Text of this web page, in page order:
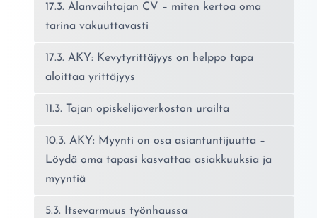
17.3. Alanvaihtajan CV – miten kertoa oma
tarina vakuuttavasti
17.3. AKY: Kevytyrittäjyys on helppo tapa
aloittaa yrittäjyys
11.3. Tajan opiskelijaverkoston urailta
10.3. AKY: Myynti on osa asiantuntijuutta –
Löydä oma tapasi kasvattaa asiakkuuksia ja
myyntiä
5.3. Itsevarmuus työnhaussa